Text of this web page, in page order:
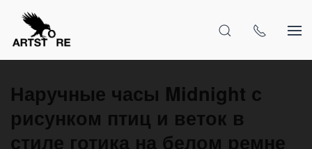
Наручные часы Midnight с
рисунком птиц и веток в
стиле готика на белом ремне